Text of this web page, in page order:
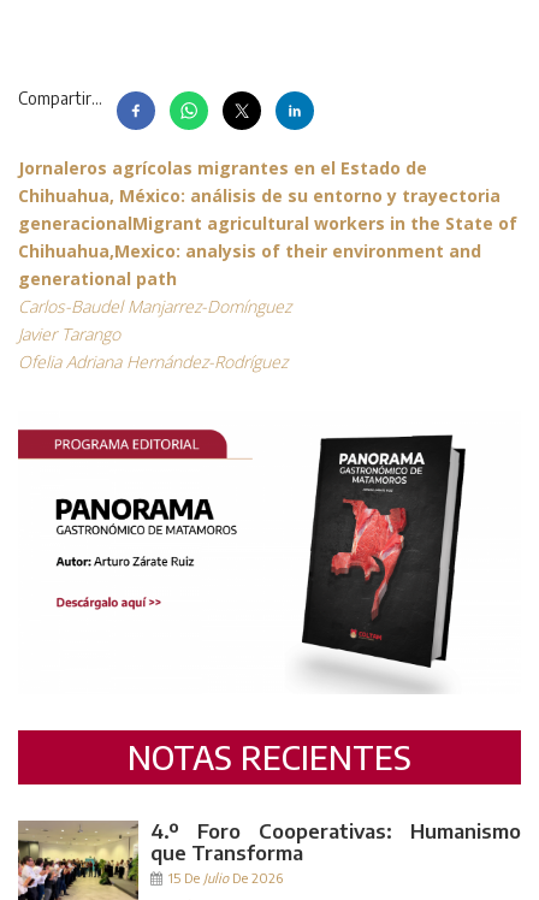
Compartir...
Jornaleros agrícolas migrantes en el Estado de
Chihuahua, México: análisis de su entorno y trayectoria
generacionalMigrant agricultural workers in the State of
Chihuahua,Mexico: analysis of their environment and
generational path
Carlos-Baudel Manjarrez-Domínguez
Javier Tarango
Ofelia Adriana Hernández-Rodríguez
NOTAS RECIENTES
4.º Foro Cooperativas: Humanismo
que Transforma
15 De JulioDe 2026